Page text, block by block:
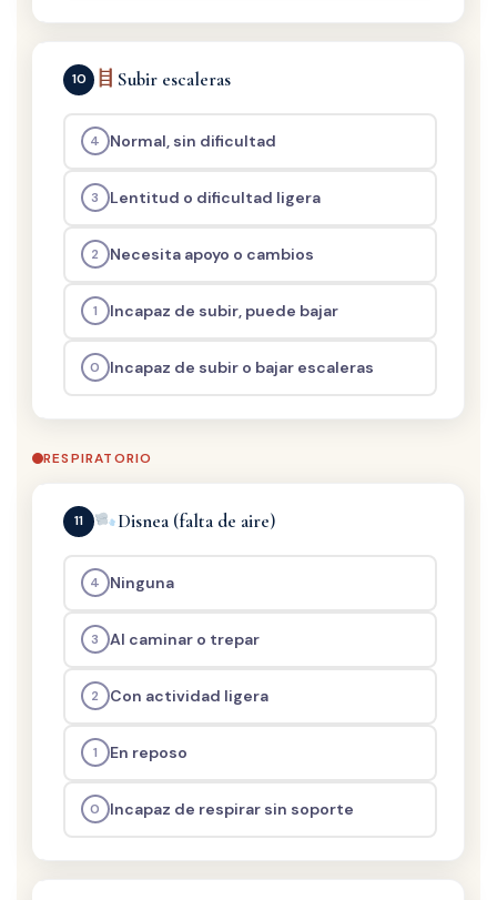
10 Subir escaleras
4 Normal, sin dificultad
3 Lentitud o dificultad ligera
2 Necesita apoyo o cambios
1 Incapaz de subir, puede bajar
0 Incapaz de subir o bajar escaleras
RESPIRATORIO
11 Disnea (falta de aire)
4 Ninguna
3 Al caminar o trepar
2 Con actividad ligera
1 En reposo
0 Incapaz de respirar sin soporte